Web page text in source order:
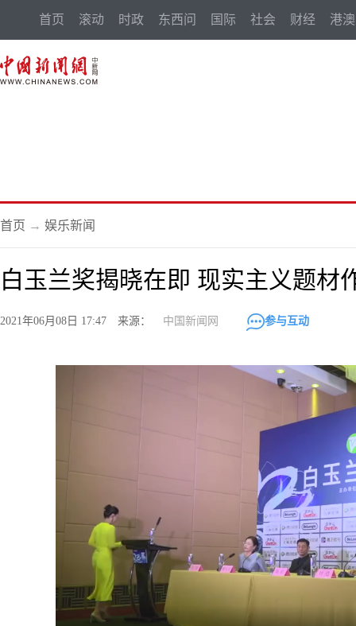
首页 滚动 时政 东西问 国际 社会 财经 港澳
首页 → 娱乐新闻
白玉兰奖揭晓在即 现实主义题材
2021年06月08日 17:47 来源： 中国新闻网 参与互动